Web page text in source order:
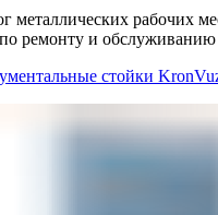
металлических рабочих
ремонту и обслуживанию
стойки